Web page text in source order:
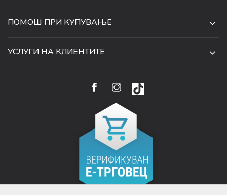
СКОПЈЕ, МАКЕДОНИЈА
070 231 608
NLB BANKA 210053355310145
ИДЕНТИФИКАЦИСКИ БРОЈ:
СОРАБОТКИ
ПОМОШ ПРИ КУПУВАЊЕ
УСЛУГИ НА КЛИЕНТИТЕ
ПРАВО НА ПОВЛЕКУВАЊЕ И ЗАМЕНА НА ПРОИЗВОД
РЕФУНДАЦИЈА НА СРЕДСТВА